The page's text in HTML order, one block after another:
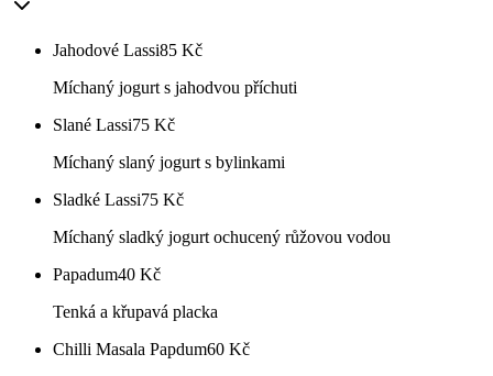
Jahodové Lassi85 Kč
Míchaný jogurt s jahodvou příchuti
Slané Lassi75 Kč
Míchaný slaný jogurt s bylinkami
Sladké Lassi75 Kč
Míchaný sladký jogurt ochucený růžovou vodou
Papadum40 Kč
Tenká a křupavá placka
Chilli Masala Papdum60 Kč